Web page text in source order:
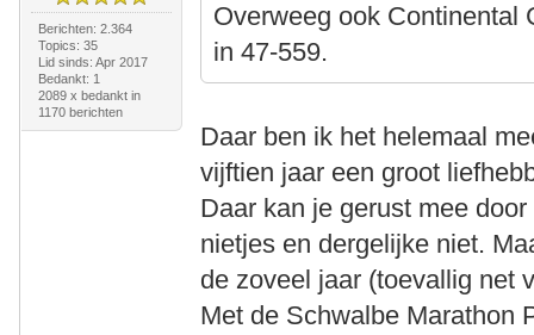
Berichten: 2.364
Topics: 35
Lid sinds: Apr 2017
Bedankt: 1
2089 x bedankt in
1170 berichten
Overweeg ook Continental
in 47-559.
Daar ben ik het helemaal
vijftien jaar een groot
Daar kan je gerust mee
nietjes en dergelijke niet.
de zoveel jaar (toevallig net
Met de Schwalbe Marathon